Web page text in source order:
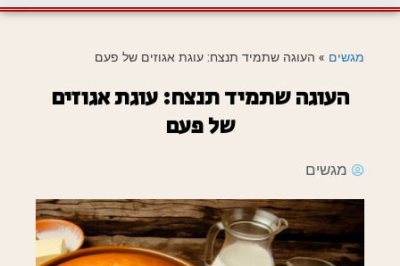
מגשים » העוגה שתמיד תנצח: עוגת אגוזים של פעם
העוגה שתמיד תנצח: עוגת אגוזים
של פעם
מגשים